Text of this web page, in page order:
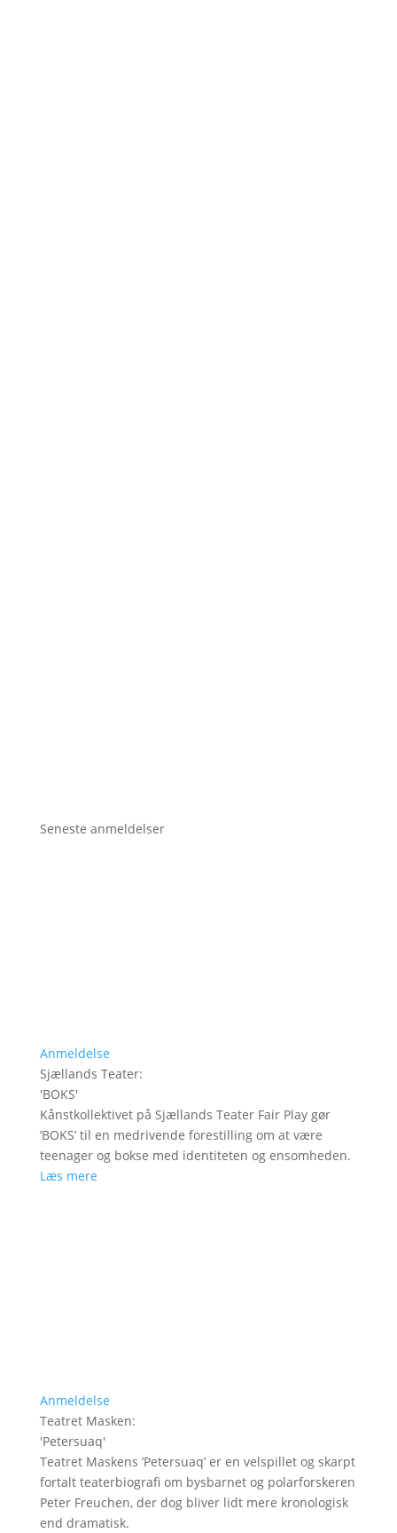
Seneste anmeldelser
Anmeldelse
Sjællands Teater:
'BOKS'
Kånstkollektivet på Sjællands Teater Fair Play gør
’BOKS’ til en medrivende forestilling om at være
teenager og bokse med identiteten og ensomheden.
Læs mere
Anmeldelse
Teatret Masken:
'Petersuaq'
Teatret Maskens ’Petersuaq’ er en velspillet og skarpt
fortalt teaterbiografi om bysbarnet og polarforskeren
Peter Freuchen, der dog bliver lidt mere kronologisk
end dramatisk.